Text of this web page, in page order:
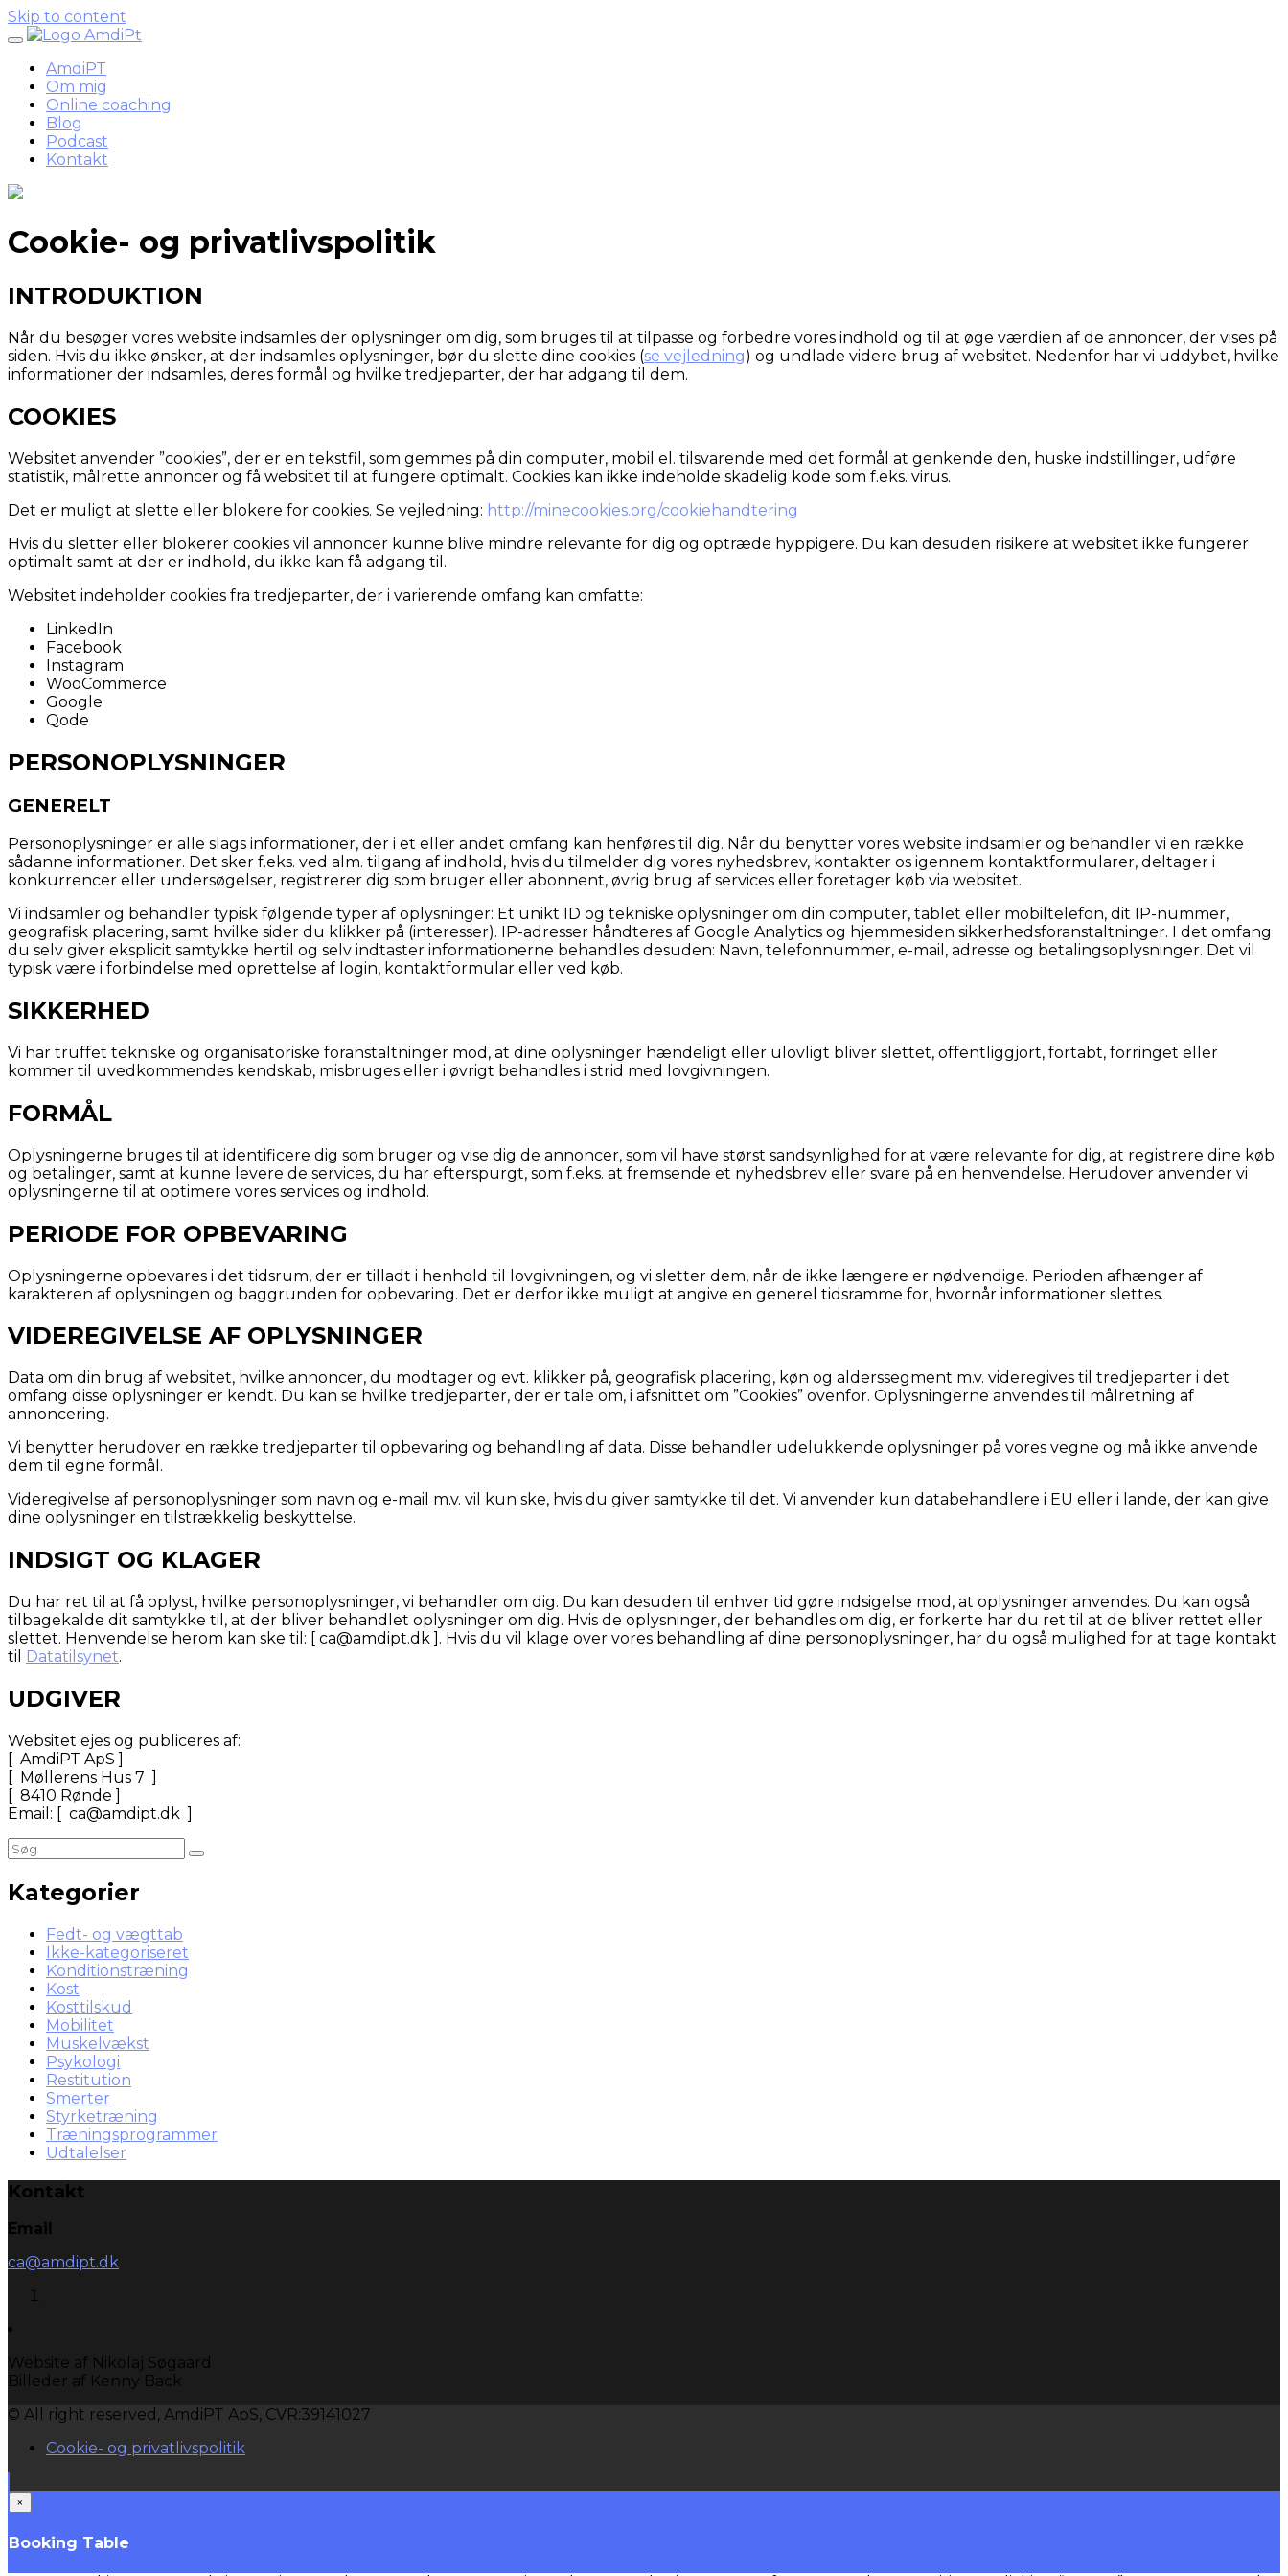
Skip to content
AmdiPT
Om mig
Online coaching
Blog
Podcast
Kontakt
Cookie- og privatlivspolitik
INTRODUKTION
Når du besøger vores website indsamles der oplysninger om dig, som bruges til at tilpasse og forbedre vores indhold og til at øge værdien af de annoncer, der vises på
siden. Hvis du ikke ønsker, at der indsamles oplysninger, bør du slette dine cookies (se vejledning) og undlade videre brug af websitet. Nedenfor har vi uddybet, hvilke
informationer der indsamles, deres formål og hvilke tredjeparter, der har adgang til dem.
COOKIES
Websitet anvender ”cookies”, der er en tekstfil, som gemmes på din computer, mobil el. tilsvarende med det formål at genkende den, huske indstillinger, udføre
statistik, målrette annoncer og få websitet til at fungere optimalt. Cookies kan ikke indeholde skadelig kode som f.eks. virus.
Det er muligt at slette eller blokere for cookies. Se vejledning: http://minecookies.org/cookiehandtering
Hvis du sletter eller blokerer cookies vil annoncer kunne blive mindre relevante for dig og optræde hyppigere. Du kan desuden risikere at websitet ikke fungerer
optimalt samt at der er indhold, du ikke kan få adgang til.
Websitet indeholder cookies fra tredjeparter, der i varierende omfang kan omfatte:
LinkedIn
Facebook
Instagram
WooCommerce
Google
Qode
PERSONOPLYSNINGER
GENERELT
Personoplysninger er alle slags informationer, der i et eller andet omfang kan henføres til dig. Når du benytter vores website indsamler og behandler vi en række
sådanne informationer. Det sker f.eks. ved alm. tilgang af indhold, hvis du tilmelder dig vores nyhedsbrev, kontakter os igennem kontaktformularer, deltager i
konkurrencer eller undersøgelser, registrerer dig som bruger eller abonnent, øvrig brug af services eller foretager køb via websitet.
Vi indsamler og behandler typisk følgende typer af oplysninger: Et unikt ID og tekniske oplysninger om din computer, tablet eller mobiltelefon, dit IP-nummer,
geografisk placering, samt hvilke sider du klikker på (interesser). IP-adresser håndteres af Google Analytics og hjemmesiden sikkerhedsforanstaltninger. I det omfang
du selv giver eksplicit samtykke hertil og selv indtaster informationerne behandles desuden: Navn, telefonnummer, e-mail, adresse og betalingsoplysninger. Det vil
typisk være i forbindelse med oprettelse af login, kontaktformular eller ved køb.
SIKKERHED
Vi har truffet tekniske og organisatoriske foranstaltninger mod, at dine oplysninger hændeligt eller ulovligt bliver slettet, offentliggjort, fortabt, forringet eller
kommer til uvedkommendes kendskab, misbruges eller i øvrigt behandles i strid med lovgivningen.
FORMÅL
Oplysningerne bruges til at identificere dig som bruger og vise dig de annoncer, som vil have størst sandsynlighed for at være relevante for dig, at registrere dine køb
og betalinger, samt at kunne levere de services, du har efterspurgt, som f.eks. at fremsende et nyhedsbrev eller svare på en henvendelse. Herudover anvender vi
oplysningerne til at optimere vores services og indhold.
PERIODE FOR OPBEVARING
Oplysningerne opbevares i det tidsrum, der er tilladt i henhold til lovgivningen, og vi sletter dem, når de ikke længere er nødvendige. Perioden afhænger af
karakteren af oplysningen og baggrunden for opbevaring. Det er derfor ikke muligt at angive en generel tidsramme for, hvornår informationer slettes.
VIDEREGIVELSE AF OPLYSNINGER
Data om din brug af websitet, hvilke annoncer, du modtager og evt. klikker på, geografisk placering, køn og alderssegment m.v. videregives til tredjeparter i det
omfang disse oplysninger er kendt. Du kan se hvilke tredjeparter, der er tale om, i afsnittet om ”Cookies” ovenfor. Oplysningerne anvendes til målretning af
annoncering.
Vi benytter herudover en række tredjeparter til opbevaring og behandling af data. Disse behandler udelukkende oplysninger på vores vegne og må ikke anvende
dem til egne formål.
Videregivelse af personoplysninger som navn og e-mail m.v. vil kun ske, hvis du giver samtykke til det. Vi anvender kun databehandlere i EU eller i lande, der kan give
dine oplysninger en tilstrækkelig beskyttelse.
INDSIGT OG KLAGER
Du har ret til at få oplyst, hvilke personoplysninger, vi behandler om dig. Du kan desuden til enhver tid gøre indsigelse mod, at oplysninger anvendes. Du kan også
tilbagekalde dit samtykke til, at der bliver behandlet oplysninger om dig. Hvis de oplysninger, der behandles om dig, er forkerte har du ret til at de bliver rettet eller
slettet. Henvendelse herom kan ske til: [ ca@amdipt.dk ]. Hvis du vil klage over vores behandling af dine personoplysninger, har du også mulighed for at tage kontakt
til
Datatilsynet.
UDGIVER
Websitet ejes og publiceres af:
[ AmdiPT ApS ]
[ Møllerens Hus 7 ]
[ 8410 Rønde ]
Email: [ ca@amdipt.dk ]
Kategorier
Fedt- og vægttab
Ikke-kategoriseret
Konditionstræning
Kost
Kosttilskud
Mobilitet
Muskelvækst
Psykologi
Restitution
Smerter
Styrketræning
Træningsprogrammer
Udtalelser
Kontakt
Email
ca@amdipt.dk
Website af Nikolaj Søgaard
Billeder af Kenny Back
© All right reserved, AmdiPT ApS, CVR:39141027
Cookie- og privatlivspolitik
×
Booking Table